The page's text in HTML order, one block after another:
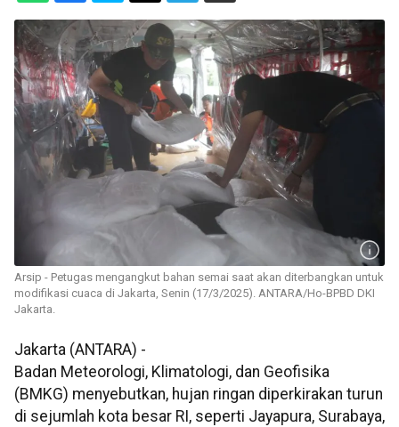
Arsip - Petugas mengangkut bahan semai saat akan diterbangkan untuk
modifikasi cuaca di Jakarta, Senin (17/3/2025). ANTARA/Ho-BPBD DKI
Jakarta.
Jakarta (ANTARA) -
Badan Meteorologi, Klimatologi, dan Geofisika
(BMKG) menyebutkan, hujan ringan diperkirakan turun
di sejumlah kota besar RI, seperti Jayapura, Surabaya,